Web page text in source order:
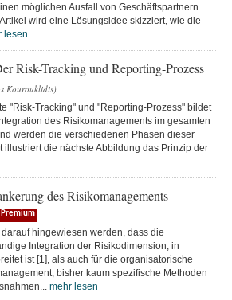
möglichen Ausfall von Geschäftspartnern
wird eine Lösungsidee skizziert, wie die
lesen
Risk-Tracking und Reporting-Prozess
Kourouklidis)
"Risk-Tracking" und "Reporting-Prozess" bildet
des Risikomanagements im gesamten
werden die verschiedenen Phasen dieser
illustriert die nächste Abbildung das Prinzip der
des Risikomanagements
Premium
hingewiesen werden, dass die
Integration der Risikodimension, in
ist [1], als auch für die organisatorische
bisher kaum spezifische Methoden
mehr lesen